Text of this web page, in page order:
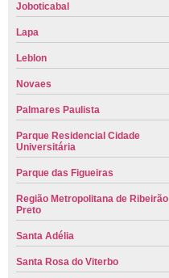
Joboticabal
Lapa
Leblon
Novaes
Palmares Paulista
Parque Residencial Cidade
Universitária
Parque das Figueiras
Região Metropolitana de Ribeirão
Preto
Santa Adélia
Santa Rosa do Viterbo